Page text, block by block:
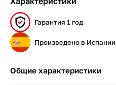
Гарантия 1 год
Произведено в Испании
Общие характеристики